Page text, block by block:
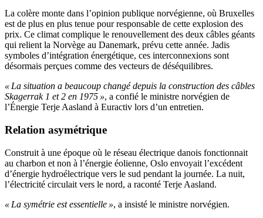
La colère monte dans l’opinion publique norvégienne, où Bruxelles
est de plus en plus tenue pour responsable de cette explosion des
prix. Ce climat complique le renouvellement des deux câbles géants
qui relient la Norvège au Danemark, prévu cette année. Jadis
symboles d’intégration énergétique, ces interconnexions sont
désormais perçues comme des vecteurs de déséquilibres.
« La situation a beaucoup changé depuis la construction des câbles
Skagerrak 1 et 2 en 1975 », a confié le ministre norvégien de
l’Énergie Terje Aasland à Euractiv lors d’un entretien.
Relation asymétrique
Construit à une époque où le réseau électrique danois fonctionnait
au charbon et non à l’énergie éolienne, Oslo envoyait l’excédent
d’énergie hydroélectrique vers le sud pendant la journée. La nuit,
l’électricité circulait vers le nord, a raconté Terje Aasland.
« La symétrie est essentielle », a insisté le ministre norvégien.